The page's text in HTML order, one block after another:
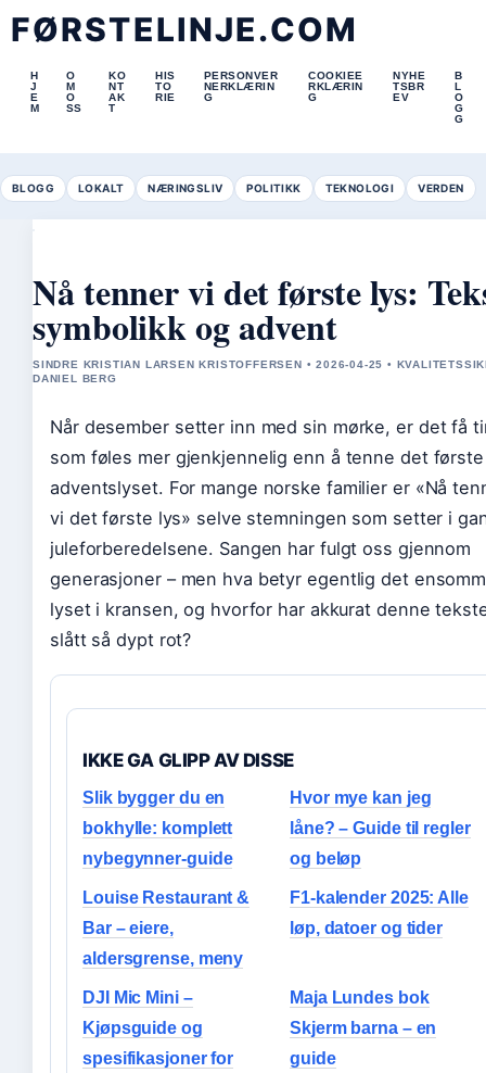
FØRSTELINJE.COM
H
J
E
M
O
M
O
SS
KO
NT
AK
T
HIS
TO
RIE
PERSONVER
NERKLÆRIN
G
COOKIEE
RKLÆRIN
G
NYHE
TSBR
EV
B
L
O
G
G
BLOGG LOKALT NÆRINGSLIV POLITIKK TEKNOLOGI VERDEN
Nå tenner vi det første lys:
symbolikk og advent
SINDRE KRISTIAN LARSEN KRISTOFFERSEN • 2026-04-25 •
DANIEL BERG
Når desember setter inn med sin mørke, er det få
som føles mer gjenkjennelig enn å tenne det første
adventslyset. For mange norske familier er «Nå
vi det første lys» selve stemningen som setter i
juleforberedelsene. Sangen har fulgt oss gjennom
generasjoner – men hva betyr egentlig det
lyset i kransen, og hvorfor har akkurat denne
slått så dypt rot?
IKKE GA GLIPP AV DISSE
Slik bygger du en
bokhylle: komplett
nybegynner-guide
Hvor mye kan jeg
låne? – Guide til regler
og beløp
Louise Restaurant &
Bar – eiere,
aldersgrense, meny
F1-kalender 2025: Alle
løp, datoer og tider
DJI Mic Mini –
Kjøpsguide og
spesifikasjoner for
Maja Lundes bok
Skjerm barna – en
guide